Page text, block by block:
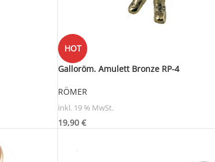
HOT
Galloröm. Amulett Bronze RP-4
RÖMER
inkl. 19 % MwSt.
19,90€